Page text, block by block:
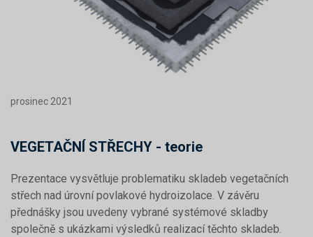
prosinec 2021
VEGETAČNÍ STŘECHY - teorie
Prezentace vysvětluje problematiku skladeb vegetačních
střech nad úrovní povlakové hydroizolace. V závěru
přednášky jsou uvedeny vybrané systémové skladby
společně s ukázkami výsledků realizací těchto skladeb.